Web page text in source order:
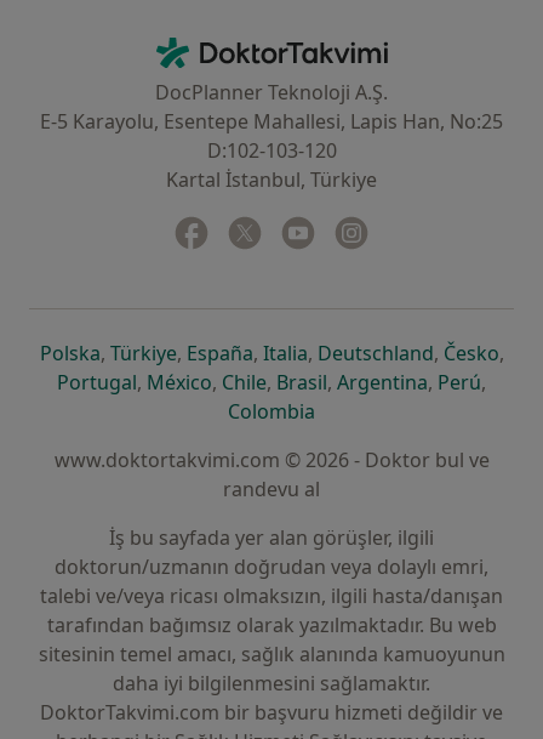
DoktorTakvimi - Ana Sayfa
DocPlanner Teknoloji A.Ş.
E-5 Karayolu, Esentepe Mahallesi, Lapis Han, No:25
D:102-103-120
Kartal İstanbul, Türkiye
Facebook
yeni bir sekmede açılır
Twitter
yeni bir sekmede açılır
Youtube
yeni bir sekmede açılır
Polskayeni bir sekmede açılır
, Türkiyeyeni bir sekmede açılır
, Españayeni bir sekmede açılır
, Italiayeni bir sekmede açılır
, Deutschlandyeni bir
, Českoyeni
,
Portugalyeni bir sekmede açılır
, Méxicoyeni bir sekmede açılır
, Chileyeni bir sekmede açılır
, Brasilyeni bir sekmede açılır
, Argentinayeni bir
, Perúyeni
,
Colombia
www.doktortakvimi.com © 2026 - Doktor bul ve
randevu al
İş bu sayfada yer alan görüşler, ilgili
doktorun/uzmanın doğrudan veya dolaylı emri,
talebi ve/veya ricası olmaksızın, ilgili hasta/danışan
tarafından bağımsız olarak yazılmaktadır. Bu web
sitesinin temel amacı, sağlık alanında kamuoyunun
daha iyi bilgilenmesini sağlamaktır.
DoktorTakvimi.com bir başvuru hizmeti değildir ve